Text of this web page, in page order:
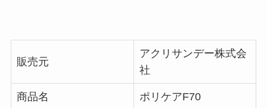
販売元
アクリサンデー株式会
社
商品名 ポリケアF70